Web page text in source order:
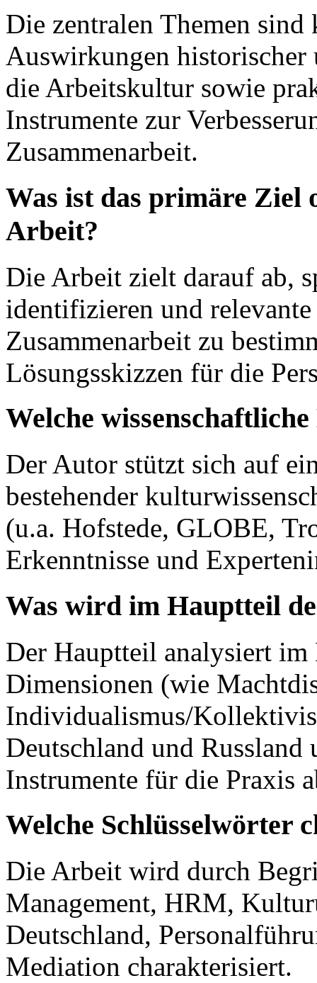
Die zentralen Themen
Auswirkungen
die Arbeitskultur sowie
Instrumente zur
Zusammenarbeit.
Was ist das primäre Ziel
Arbeit?
Die Arbeit zielt darauf ab,
identifizieren und
Zusammenarbeit zu
Lösungsskizzen für die
Welche
Der Autor stützt sich auf
bestehender
(u.a. Hofstede, GLOBE,
Erkenntnisse und
Was wird im Hauptteil
Der Hauptteil analysiert
Dimensionen (wie
Individualismus/
Deutschland und
Instrumente für die Praxis
Welche Schlüsselwörter
Die Arbeit wird durch
Management, HRM,
Deutschland,
Mediation charakterisiert.